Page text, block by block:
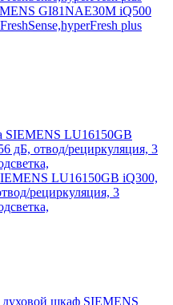
GI81NAE30M iQ500
plus
LU16150GB iQ300,
рециркуляция, 3